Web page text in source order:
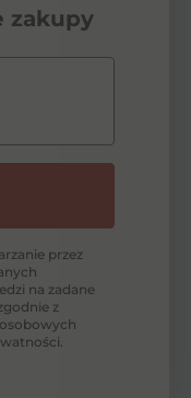
zakupy
przez
na zadane
z